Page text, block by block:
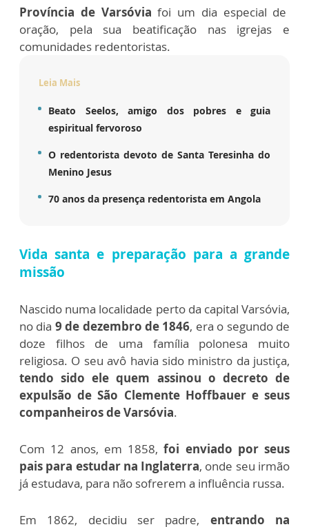
Província de Varsóvia foi um dia especial de
oração, pela sua beatificação nas igrejas e
comunidades redentoristas.
Leia Mais
Beato Seelos, amigo dos pobres e guia
espiritual fervoroso
O redentorista devoto de Santa Teresinha do
Menino Jesus
70 anos da presença redentorista em Angola
Vida santa e preparação para a grande
missão
Nascido numa localidade perto da capital Varsóvia,
no dia 9 de dezembro de 1846, era o segundo de
doze filhos de uma família polonesa muito
religiosa. O seu avô havia sido ministro da justiça,
tendo sido ele quem assinou o decreto de
expulsão de São Clemente Hoffbauer e seus
companheiros de Varsóvia.
Com 12 anos, em 1858,foi enviado por seus
pais para estudar na Inglaterra, onde seu irmão
já estudava, para não sofrerem a influência russa.
Em 1862, decidiu ser padre, entrando na